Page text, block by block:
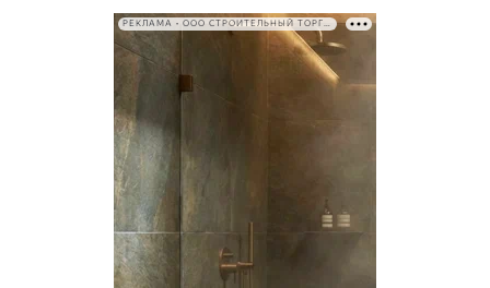
РЕКЛАМА • ООО СТРОИТЕЛЬНЫЙ ТОРГОВЫЙ ДОМ «ПЕТРОВИЧ». ИНН: 7802348846